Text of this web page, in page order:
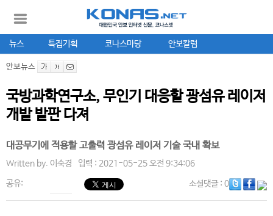
뉴스 특집기획 코나스마당 안보칼럼
안보뉴스
국방과학연구소, 무인기 대응할 광섬유 레이저
개발 발판 다져
대공무기에 적용할 고출력 광섬유 레이저 기술 국내 확보
Written by. 이숙경 입력 : 2021-05-25 오전 9:34:06
공유: 소셜댓글: 0